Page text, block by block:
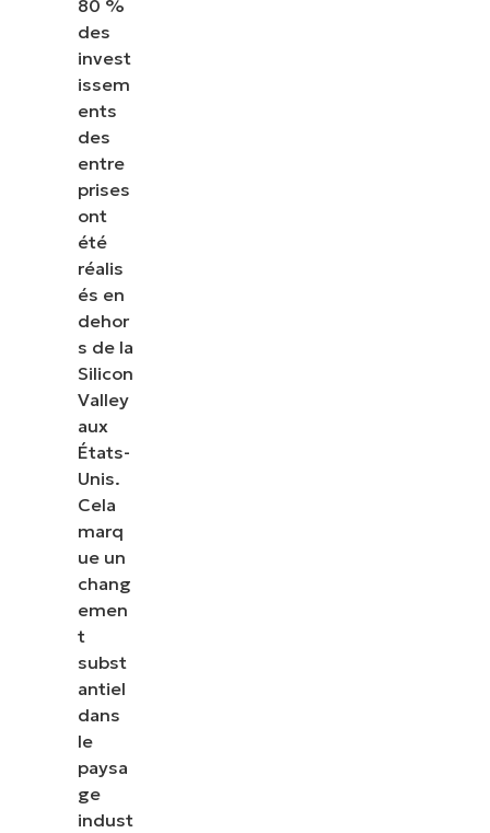
80 %
des
invest
issem
ents
des
entre
prises
ont
été
réalis
és en
dehor
s de la
Silicon
Valley
aux
États-
Unis.
Cela
marq
ue un
chang
emen
t
subst
antiel
dans
le
paysa
ge
indust